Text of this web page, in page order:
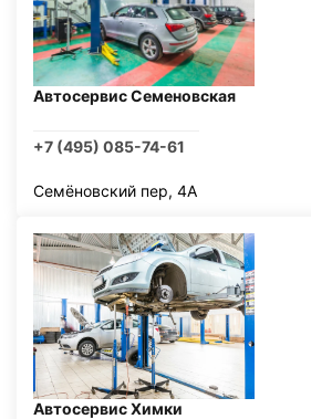
Автосервис Семеновская
+7 (495) 085-74-61
Семёновский пер, 4А
Автосервис Химки